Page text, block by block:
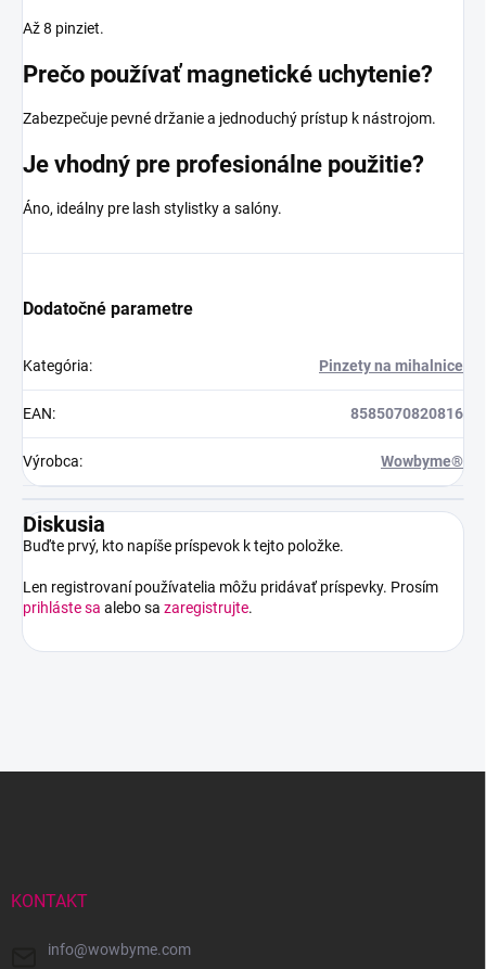
Až 8 pinziet.
Prečo používať magnetické uchytenie?
Zabezpečuje pevné držanie a jednoduchý prístup k nástrojom.
Je vhodný pre profesionálne použitie?
Áno, ideálny pre lash stylistky a salóny.
Dodatočné parametre
Kategória: Pinzety na mihalnice
EAN: 8585070820816
Výrobca: Wowbyme®
Diskusia
Buďte prvý, kto napíše príspevok k tejto položke.
Len registrovaní používatelia môžu pridávať príspevky. Prosím
prihláste sa alebo sa zaregistrujte.
KONTAKT
info@wowbyme.com